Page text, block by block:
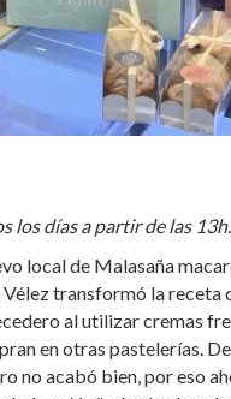
los días a partir de las 13h.
local de Malasaña
transformó la receta
al utilizar cremas
en otras pastelerías.
no acabó bien, por eso